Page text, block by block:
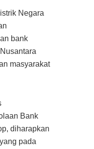
Negara
bank
masyarakat
Bank
diharapkan
pada